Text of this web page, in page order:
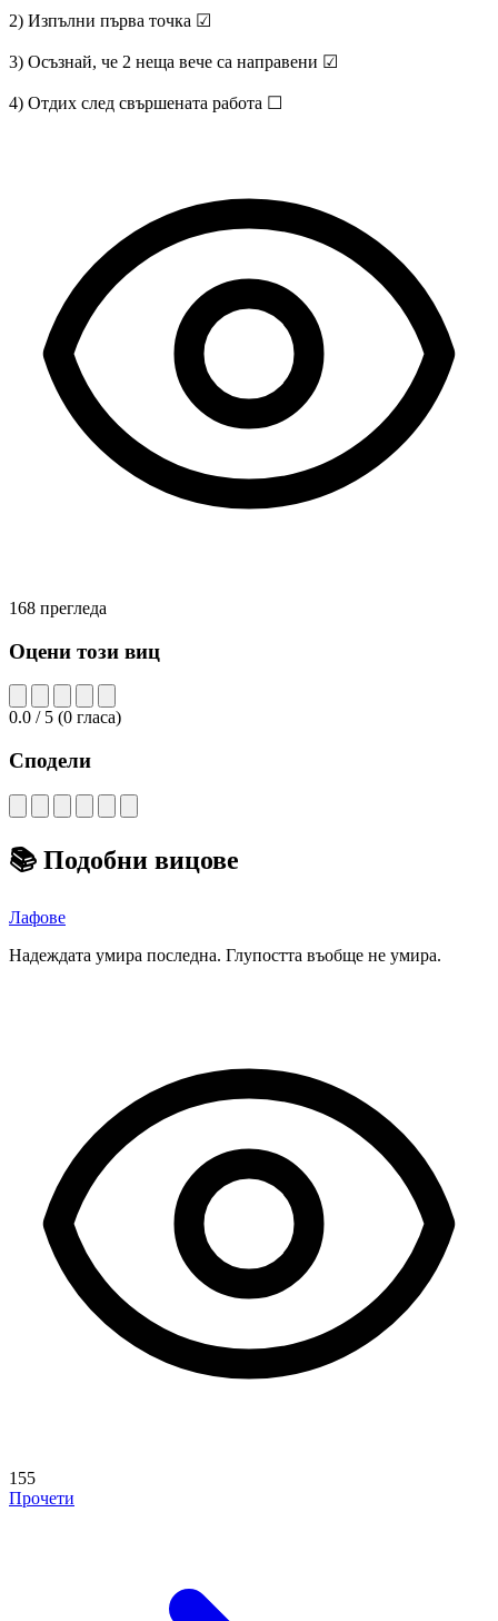
2) Изпълни първа точка ☑
3) Осъзнай, че 2 неща вече са направени ☑
4) Отдих след свършената работа ☐
168 прегледа
Оцени този виц
0.0 / 5 (0 гласа)
Сподели
📚 Подобни вицове
Лафове
Надеждата умира последна. Глупостта въобще не умира.
155
Прочети